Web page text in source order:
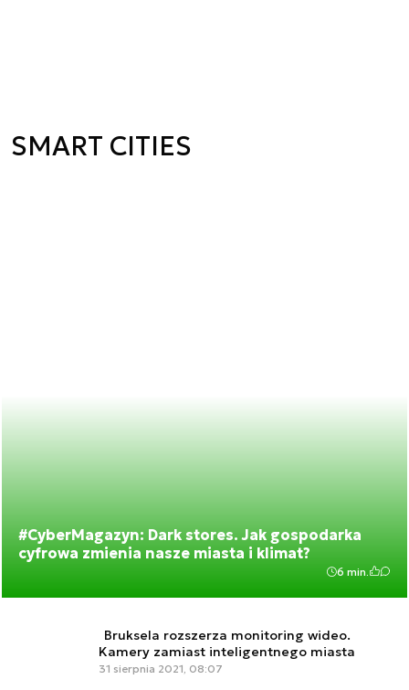
SMART CITIES
#CyberMagazyn: Dark stores. Jak gospodarka
cyfrowa zmienia nasze miasta i klimat?
6 min.
Bruksela rozszerza monitoring wideo.
Kamery zamiast inteligentnego miasta
31 sierpnia 2021, 08:07